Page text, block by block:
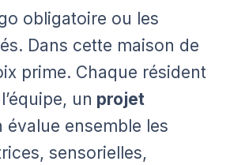
obligatoire ou les
Dans cette maison de
prime. Chaque résident
un projet
évalue ensemble les
sensorielles,